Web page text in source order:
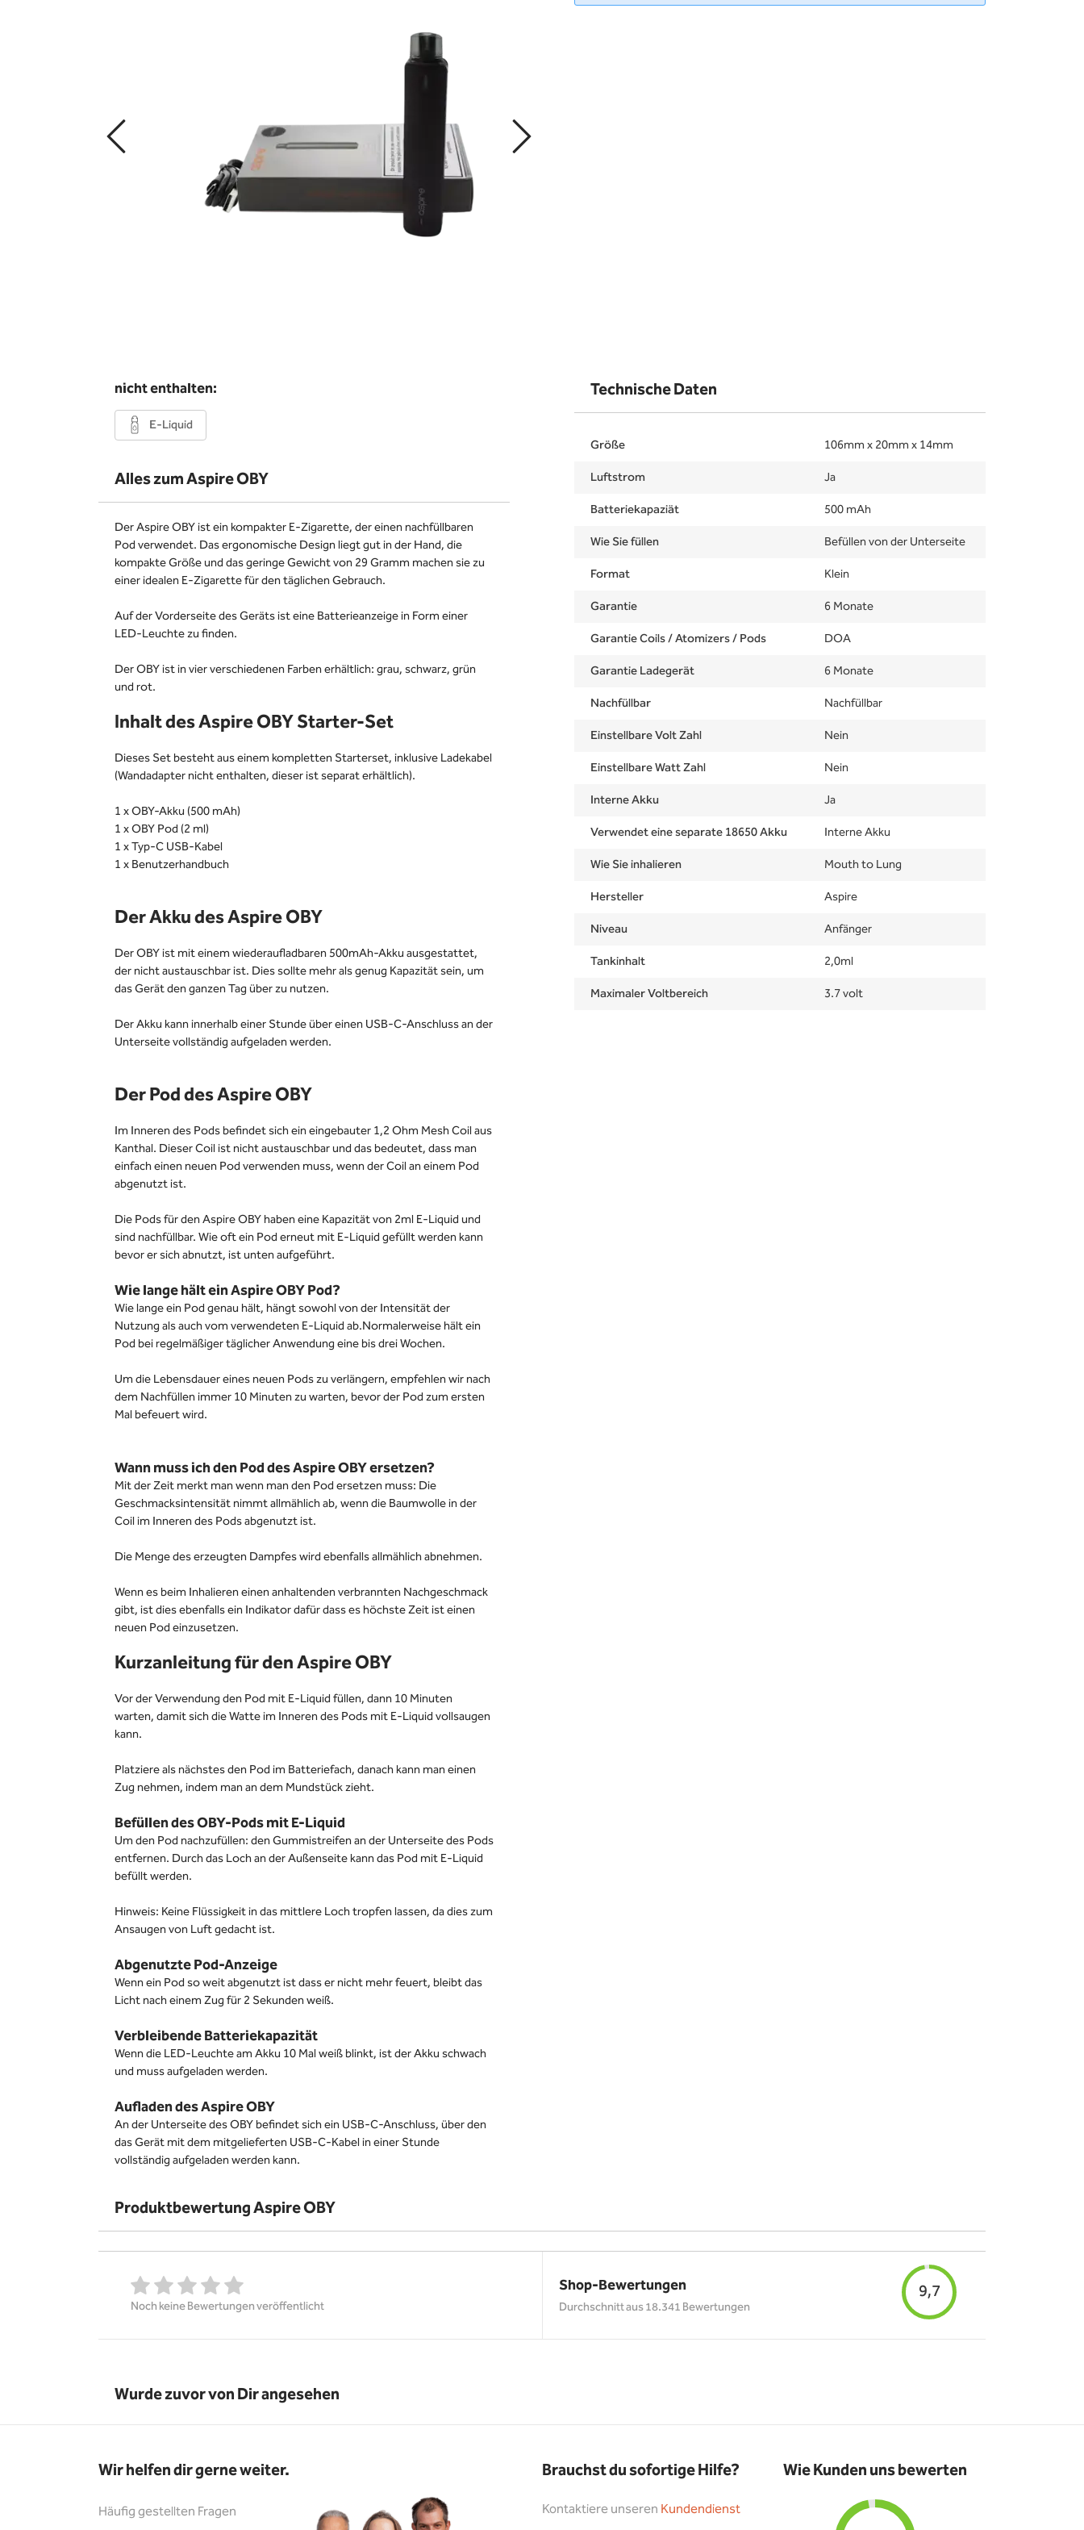
nicht enthalten:
E-Liquid
Alles zum Aspire OBY
Der Aspire OBY ist ein kompakter E-Zigarette, der einen nachfüllbaren
Pod verwendet. Das ergonomische Design liegt gut in der Hand, die
kompakte Größe und das geringe Gewicht von 29 Gramm machen sie zu
einer idealen E-Zigarette für den täglichen Gebrauch.
Auf der Vorderseite des Geräts ist eine Batterieanzeige in Form einer
LED-Leuchte zu finden.
Der OBY ist in vier verschiedenen Farben erhältlich: grau, schwarz, grün
und rot.
Inhalt des Aspire OBY Starter-Set
Dieses Set besteht aus einem kompletten Starterset, inklusive Ladekabel
(Wandadapter nicht enthalten, dieser ist separat erhältlich).
1 x OBY-Akku (500 mAh)
1 x OBY Pod (2 ml)
1 x Typ-C USB-Kabel
1 x Benutzerhandbuch
Der Akku des Aspire OBY
Der OBY ist mit einem wiederaufladbaren 500mAh-Akku ausgestattet,
der nicht austauschbar ist. Dies sollte mehr als genug Kapazität sein, um
das Gerät den ganzen Tag über zu nutzen.
Der Akku kann innerhalb einer Stunde über einen USB-C-Anschluss an der
Unterseite vollständig aufgeladen werden.
Der Pod des Aspire OBY
Im Inneren des Pods befindet sich ein eingebauter 1,2 Ohm Mesh Coil aus
Kanthal. Dieser Coil ist nicht austauschbar und das bedeutet, dass man
einfach einen neuen Pod verwenden muss, wenn der Coil an einem Pod
abgenutzt ist.
Die Pods für den Aspire OBY haben eine Kapazität von 2ml E-Liquid und
sind nachfüllbar. Wie oft ein Pod erneut mit E-Liquid gefüllt werden kann
bevor er sich abnutzt, ist unten aufgeführt.
Wie lange hält ein Aspire OBY Pod?
Wie lange ein Pod genau hält, hängt sowohl von der Intensität der
Nutzung als auch vom verwendeten E-Liquid ab.Normalerweise hält ein
Pod bei regelmäßiger täglicher Anwendung eine bis drei Wochen.
Um die Lebensdauer eines neuen Pods zu verlängern, empfehlen wir nach
dem Nachfüllen immer 10 Minuten zu warten, bevor der Pod zum ersten
Mal befeuert wird.
Wann muss ich den Pod des Aspire OBY ersetzen?
Mit der Zeit merkt man wenn man den Pod ersetzen muss: Die
Geschmacksintensität nimmt allmählich ab, wenn die Baumwolle in der
Coil im Inneren des Pods abgenutzt ist.
Die Menge des erzeugten Dampfes wird ebenfalls allmählich abnehmen.
Wenn es beim Inhalieren einen anhaltenden verbrannten Nachgeschmack
gibt, ist dies ebenfalls ein Indikator dafür dass es höchste Zeit ist einen
neuen Pod einzusetzen.
Kurzanleitung für den Aspire OBY
Vor der Verwendung den Pod mit E-Liquid füllen, dann 10 Minuten
warten, damit sich die Watte im Inneren des Pods mit E-Liquid vollsaugen
kann.
Platziere als nächstes den Pod im Batteriefach, danach kann man einen
Zug nehmen, indem man an dem Mundstück zieht.
Befüllen des OBY-Pods mit E-Liquid
Um den Pod nachzufüllen: den Gummistreifen an der Unterseite des Pods
entfernen. Durch das Loch an der Außenseite kann das Pod mit E-Liquid
befüllt werden.
Hinweis: Keine Flüssigkeit in das mittlere Loch tropfen lassen, da dies zum
Ansaugen von Luft gedacht ist.
Abgenutzte Pod-Anzeige
Wenn ein Pod so weit abgenutzt ist dass er nicht mehr feuert, bleibt das
Licht nach einem Zug für 2 Sekunden weiß.
Verbleibende Batteriekapazität
Wenn die LED-Leuchte am Akku 10 Mal weiß blinkt, ist der Akku schwach
und muss aufgeladen werden.
Aufladen des Aspire OBY
An der Unterseite des OBY befindet sich ein USB-C-Anschluss, über den
das Gerät mit dem mitgelieferten USB-C-Kabel in einer Stunde
vollständig aufgeladen werden kann.
Technische Daten
Größe
106mm x 20mm x 14mm
Luftstrom
Ja
Batteriekapaziät
500 mAh
Wie Sie füllen
Befüllen von der Unterseite
Format
Klein
Garantie
6 Monate
Garantie Coils / Atomizers / Pods
DOA
Garantie Ladegerät
6 Monate
Nachfüllbar
Nachfüllbar
Einstellbare Volt Zahl
Nein
Einstellbare Watt Zahl
Nein
Interne Akku
Ja
Verwendet eine separate 18650 Akku
Interne Akku
Wie Sie inhalieren
Mouth to Lung
Hersteller
Aspire
Niveau
Anfänger
Tankinhalt
2,0ml
Maximaler Voltbereich
3.7 volt
Produktbewertung Aspire OBY
Noch keine Bewertungen veröffentlicht
Shop-Bewertungen
Durchschnitt aus 18.341 Bewertungen
9,7
Wurde zuvor von Dir angesehen
Wir helfen dir gerne weiter.
Häufig gestellten Fragen
Brauchst du sofortige Hilfe?
Kontaktiere unseren Kundendienst
Wie Kunden uns bewerten